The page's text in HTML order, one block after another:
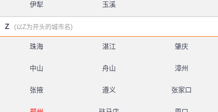
伊犁 玉溪
Z (以Z为开头的城市名)
珠海 湛江 肇庆
中山 舟山 漳州
张掖 遵义 张家口